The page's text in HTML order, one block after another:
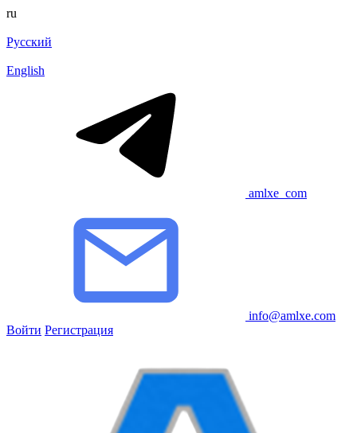
ru
Русский
English
amlxe_com
info@amlxe.com
Войти Регистрация